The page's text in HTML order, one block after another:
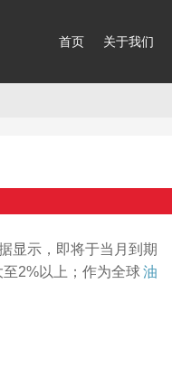
首页 关于我们
显示，即将于当月到期
2%以上；作为全球油